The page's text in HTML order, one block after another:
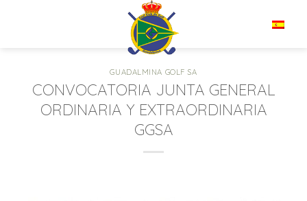
GUADALMINA GOLF SA
CONVOCATORIA JUNTA GENERAL
ORDINARIA Y EXTRAORDINARIA
GGSA